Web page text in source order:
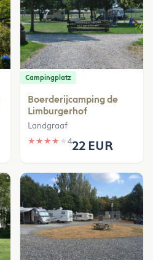
Campingplatz
Boerderijcamping de
Limburgerhof
Landgraaf
★ ★ ★ ★ ★ 422 EUR